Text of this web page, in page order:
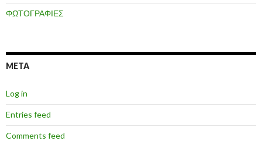
ΦΩΤΟΓΡΑΦΙΕΣ
META
Log in
Entries feed
Comments feed